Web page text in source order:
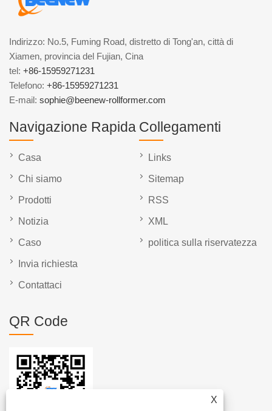
X
Indirizzo: No.5, Fuming Road, distretto di Tong'an, città di
Xiamen, provincia del Fujian, Cina
tel: +86-15959271231
Telefono: +86-15959271231
E-mail: sophie@beenew-rollformer.com
Navigazione Rapida
Casa
Chi siamo
Prodotti
Notizia
Caso
Invia richiesta
Contattaci
Collegamenti
Links
Sitemap
RSS
XML
politica sulla riservatezza
QR Code